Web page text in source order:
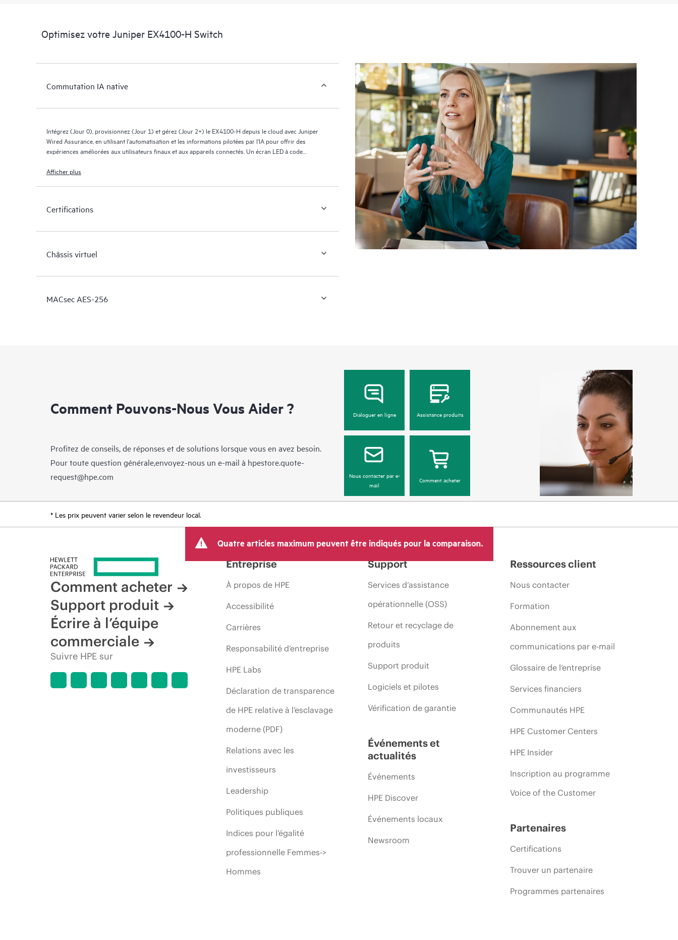
Optimisez votre Juniper EX4100-H Switch
Commutation IA native
Intégrez (Jour 0), provisionnez (Jour 1) et gérez (Jour 2+) le EX4100-H depuis le cloud avec Juniper
Wired Assurance, en utilisant l'automatisation et les informations pilotées par l'IA pour offrir des
expériences améliorées aux utilisateurs finaux et aux appareils connectés. Un écran LED à code
niveau de service filaire (SLE) pour les métriques avant et après connexion.
Afficher plus
Certifications
Châssis virtuel
MACsec AES-256
Comment Pouvons-Nous Vous Aider ?
Profitez de conseils, de réponses et de solutions lorsque vous en avez besoin.
Pour toute question générale,envoyez-nous un e-mail à hpestore.quote-
request@hpe.com
Dialoguer en ligne Assistance produits
Nous contacter par e-
mail
Comment acheter
* Les prix peuvent varier selon le revendeur local.
Quatre articles maximum peuvent être indiqués pour la comparaison.
Comment acheter
Support produit
Écrire à l’équipe
commerciale
Suivre HPE sur
Entreprise
À propos de HPE
Accessibilité
Carrières
Responsabilité d’entreprise
HPE Labs
Déclaration de transparence
de HPE relative à l’esclavage
moderne (PDF)
Relations avec les
investisseurs
Leadership
Politiques publiques
Indices pour l’égalité
professionnelle Femmes->
Hommes
Support
Services d’assistance
opérationnelle (OSS)
Retour et recyclage de
produits
Support produit
Logiciels et pilotes
Vérification de garantie
Événements et
actualités
Événements
HPE Discover
Événements locaux
Newsroom
Ressources client
Nous contacter
Formation
Abonnement aux
communications par e-mail
Glossaire de l’entreprise
Services financiers
Communautés HPE
HPE Customer Centers
HPE Insider
Inscription au programme
Voice of the Customer
Partenaires
Certifications
Trouver un partenaire
Programmes partenaires